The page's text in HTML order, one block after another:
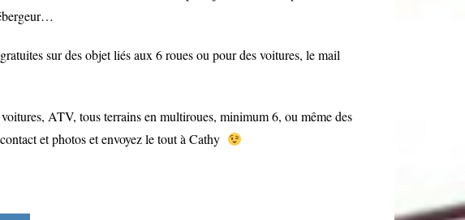
sur des objet liés aux 6 roues ou pour des voitures, le mail
ATV, tous terrains en multiroues, minimum 6, ou même des
et photos et envoyez le tout à Cathy